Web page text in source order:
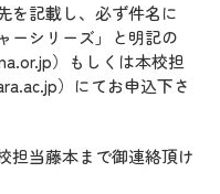
を記載し、必ず件名に
ーシリーズ」と明記の
）もしくは本校担
）にてお申込下さ
担当藤本まで御連絡頂け